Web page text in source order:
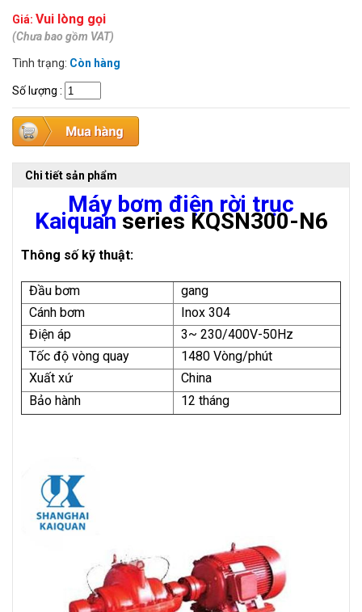
Giá: Vui lòng gọi
(Chưa bao gồm VAT)
Tình trạng: Còn hàng
Số lượng :
Chi tiết sản phẩm
Máy bơm điện rời trục
Kaiquan series KQSN300-N6
Thông số kỹ thuật:
Đầu bơm
gang
Cánh bơm
Inox 304
Điện áp
3~ 230/400V-50Hz
Tốc độ vòng quay
1480 Vòng/phút
Xuất xứ
China
Bảo hành
12 tháng